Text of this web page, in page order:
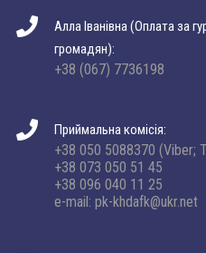
Алла Іванівна (Оплата за
громадян):
+38 (067) 7736198
Приймальна комісія:
+38 050 5088370 (Viber;
+38 073 050 51 45
+38 096 040 11 25
e-mail: pk-khdafk@ukr.net